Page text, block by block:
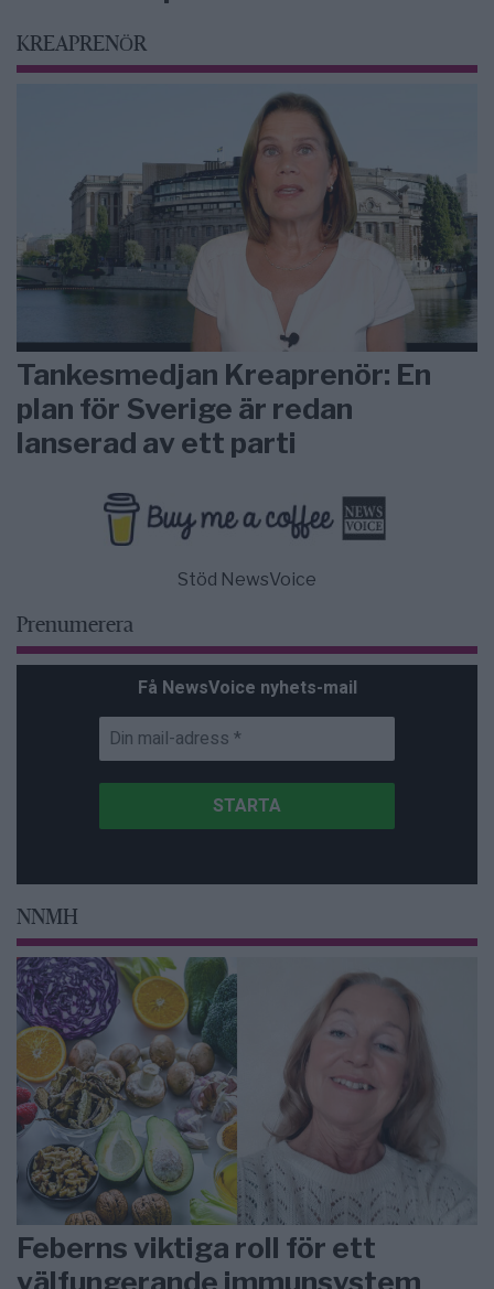
KREAPRENÖR
Tankesmedjan Kreaprenör: En
plan för Sverige är redan
lanserad av ett parti
Stöd NewsVoice
Prenumerera
Få NewsVoice nyhets-mail
NNMH
Feberns viktiga roll för ett
välfungerande immunsystem